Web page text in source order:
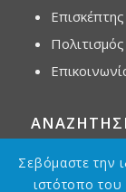
Επισκέπτης
Πολιτισμός
Σεβόμαστε την
ιστότοπο